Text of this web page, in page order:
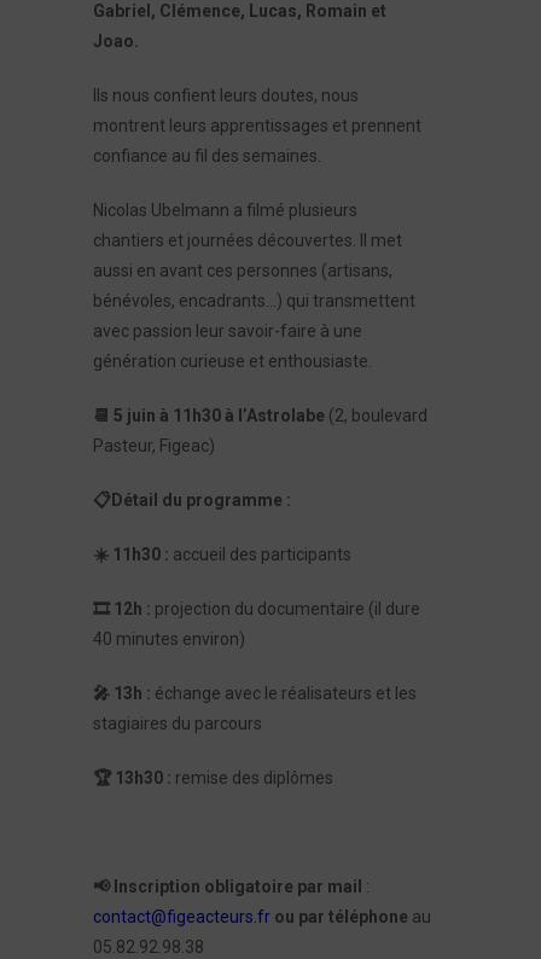
Gabriel, Clémence, Lucas, Romain et
Joao.
Ils nous confient leurs doutes, nous
montrent leurs apprentissages et prennent
confiance au fil des semaines.
Nicolas Ubelmann a filmé plusieurs
chantiers et journées découvertes. Il met
aussi en avant ces personnes (artisans,
bénévoles, encadrants…) qui transmettent
avec passion leur savoir-faire à une
génération curieuse et enthousiaste.
📆 5 juin à 11h30 à l’Astrolabe (2, boulevard
Pasteur, Figeac)
📋Détail du programme :
☀️ 11h30 : accueil des participants
🎞️ 12h : projection du documentaire (il dure
40 minutes environ)
🎤 13h : échange avec le réalisateurs et les
stagiaires du parcours
🏆 13h30 : remise des diplômes
📢 Inscription obligatoire par mail :
contact@figeacteurs.fr ou par téléphone au
05.82.92.98.38